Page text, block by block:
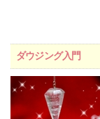
ダウジング入門